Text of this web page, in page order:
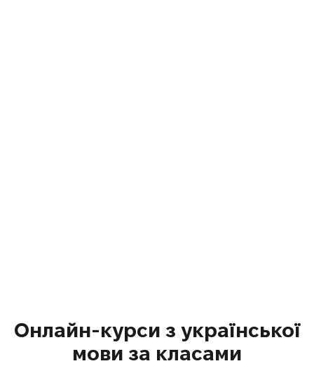
Онлайн-курси з української
мови за класами